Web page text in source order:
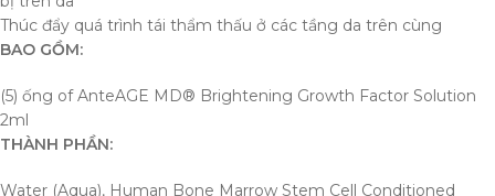
Thúc đẩy quá trình tái thẩm thấu ở các tầng da trên cùng
BAO GỒM:
(5) ống of AnteAGE MD® Brightening Growth Factor Solution
2ml
THÀNH PHẦN:
Water (Aqua), Human Bone Marrow Stem Cell Conditioned